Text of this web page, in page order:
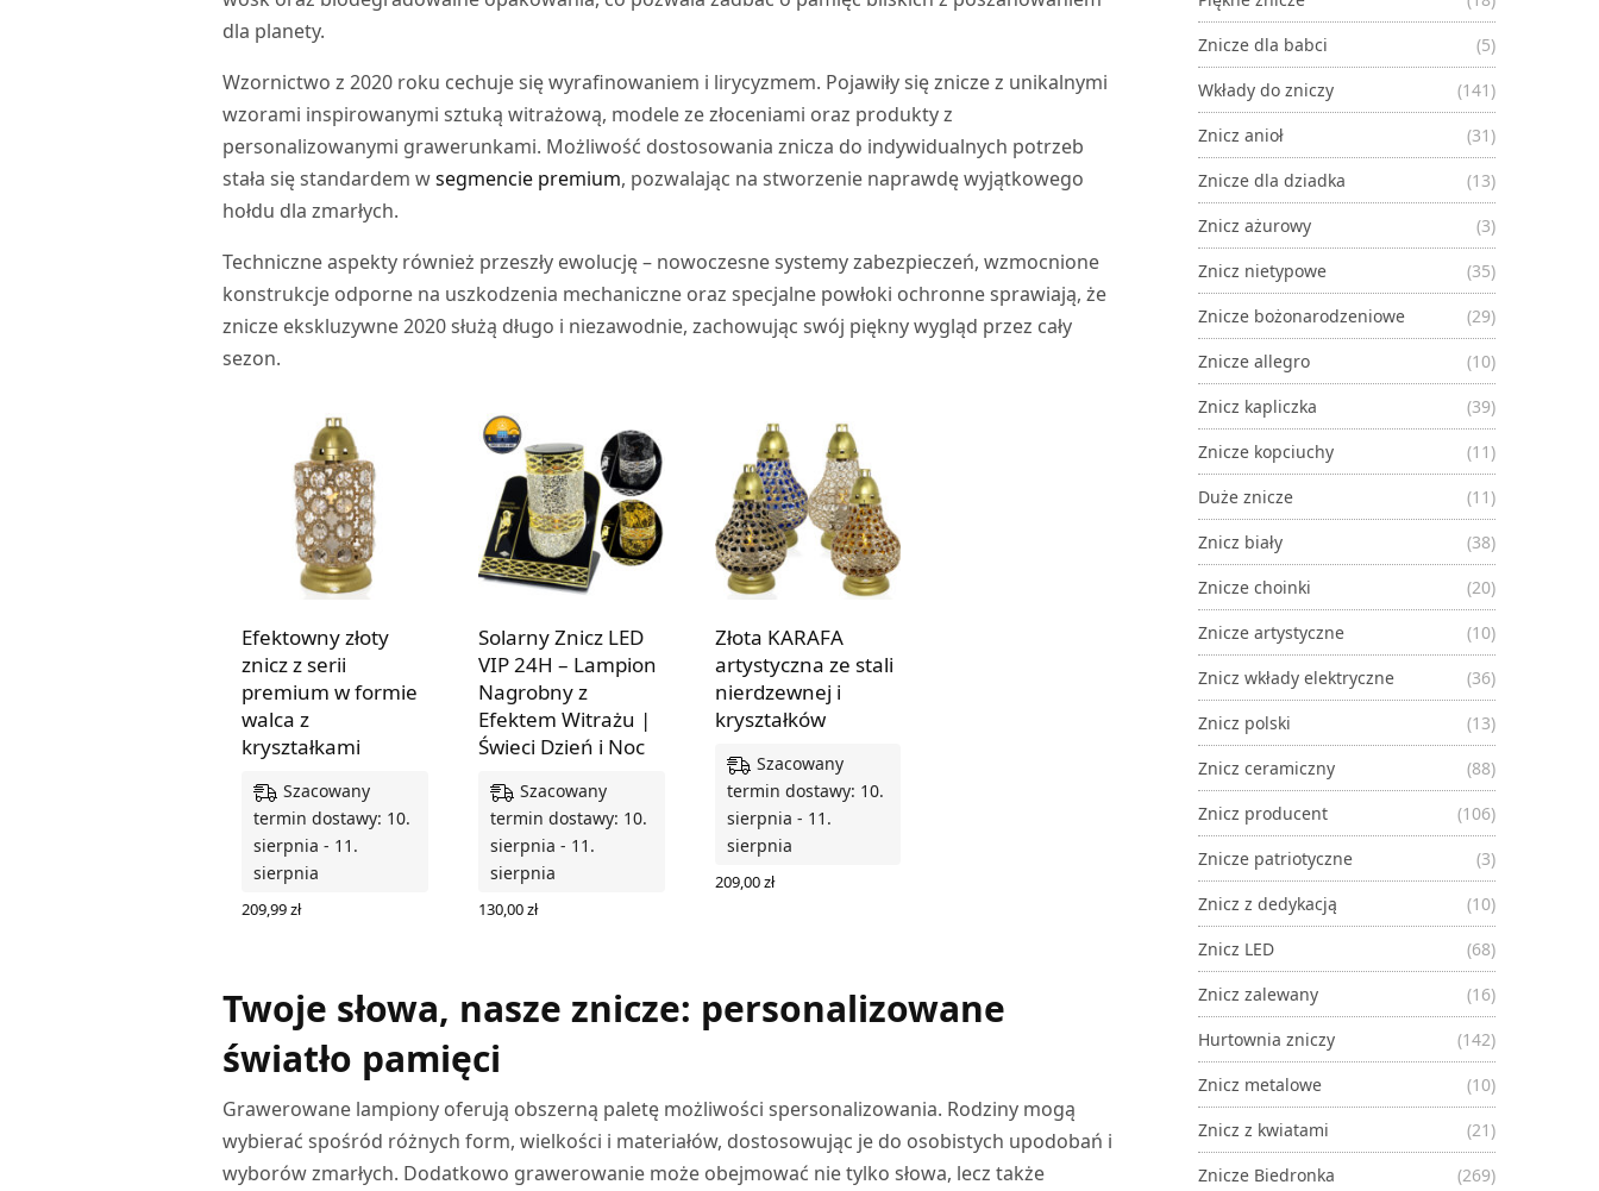
dla planety.
Wzornictwo z 2020 roku cechuje się wyrafinowaniem i lirycyzmem. Pojawiły się znicze z unikalnymi
wzorami inspirowanymi sztuką witrażową, modele ze złoceniami oraz produkty z
personalizowanymi grawerunkami. Możliwość dostosowania znicza do indywidualnych potrzeb
stała się standardem wsegmencie premium, pozwalając na stworzenie naprawdę wyjątkowego
hołdu dla zmarłych.
Techniczne aspekty również przeszły ewolucję – nowoczesne systemy zabezpieczeń, wzmocnione
konstrukcje odporne na uszkodzenia mechaniczne oraz specjalne powłoki ochronne sprawiają, że
znicze ekskluzywne 2020 służą długo i niezawodnie, zachowując swój piękny wygląd przez cały
sezon.
Efektowny złoty
znicz z serii
premium w formie
walca z
kryształkami
Szacowany
termin dostawy: 10.
sierpnia - 11.
sierpnia
209,99zł
Solarny Znicz LED
VIP 24H – Lampion
Nagrobny z
Efektem Witrażu |
Świeci Dzień i Noc
Szacowany
termin dostawy: 10.
sierpnia - 11.
sierpnia
130,00zł
Złota KARAFA
artystyczna ze stali
nierdzewnej i
kryształków
Szacowany
termin dostawy: 10.
sierpnia - 11.
sierpnia
209,00zł
Twoje słowa, nasze znicze: personalizowane
światło pamięci
Grawerowane lampiony oferują obszerną paletę możliwości spersonalizowania. Rodziny mogą
wybierać spośród różnych form, wielkości i materiałów, dostosowując je do osobistych upodobań i
wyborów zmarłych. Dodatkowo grawerowanie może obejmować nie tylko słowa, lecz także
Znicze dla babci
(5)
Wkłady do zniczy
(141)
Znicz anioł
(31)
Znicze dla dziadka
(13)
Znicz ażurowy
(3)
Znicz nietypowe
(35)
Znicze bożonarodzeniowe
(29)
Znicze allegro
(10)
Znicz kapliczka
(39)
Znicze kopciuchy
(11)
Duże znicze
(11)
Znicz biały
(38)
Znicze choinki
(20)
Znicze artystyczne
(10)
Znicz wkłady elektryczne
(36)
Znicz polski
(13)
Znicz ceramiczny
(88)
Znicz producent
(106)
Znicze patriotyczne
(3)
Znicz z dedykacją
(10)
Znicz LED
(68)
Znicz zalewany
(16)
Hurtownia zniczy
(142)
Znicz metalowe
(10)
Znicz z kwiatami
(21)
Znicze Biedronka
(269)